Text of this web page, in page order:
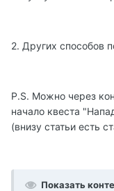
2. Других способов
P.S. Можно через
начало квеста
(внизу статьи есть
Показать